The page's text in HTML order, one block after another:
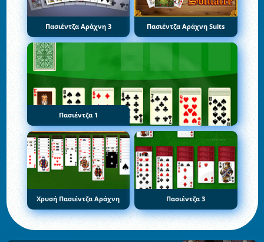
Πασιέντζα Αράχνη 3 Πασιέντζα Αράχνη Suits
Πασιέντζα 1
Χρυσή Πασιέντζα Αράχνη Πασιέντζα 3